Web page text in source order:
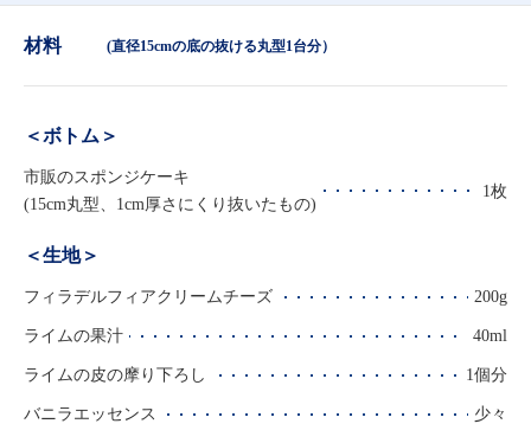
材料 (直径15cmの底の抜ける丸型1台分）
＜ボトム＞
市販のスポンジケーキ
(15cm丸型、1cm厚さにくり抜いたもの)
1枚
＜生地＞
フィラデルフィアクリームチーズ 200g
ライムの果汁 40ml
ライムの皮の摩り下ろし 1個分
バニラエッセンス 少々